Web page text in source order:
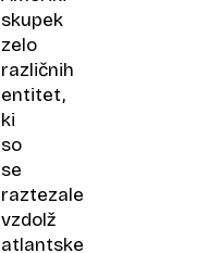
skupek
zelo
različnih
entitet,
ki
so
se
raztezale
vzdolž
atlantske